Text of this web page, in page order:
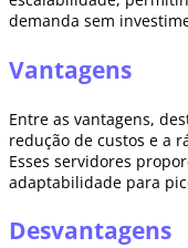
demanda sem
Vantagens
Entre as vantagens,
redução de custos e a
Esses servidores
adaptabilidade para
Desvantagens